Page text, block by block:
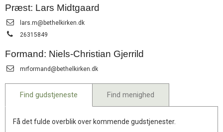
7.0:
Om
8.0:
Kontakt
10.0:
Nyheder
12.0:
Inspiration
13.0:
Værktøjskassen
14.0:
Mission
16.0:
Kontakt
Præst: Lars Midtgaard
Send
email:
lars.m@bethelkirken.dk
Tlf.:
26315849
Formand: Niels-Christian Gjerrild
Send
mrformand@bethelkirken.dk
Find gudstjeneste Find menighed
Få det fulde overblik over kommende gudstjenester.